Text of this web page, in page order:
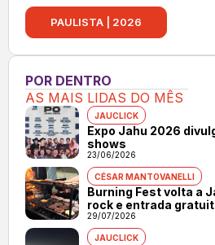
PAULISTA | 2026
POR DENTRO
AS MAIS LIDAS DO MÊS
JAUCLICK
Expo Jahu 2026
shows
23/06/2026
CÉSAR MANTOVANELLI
Burning Fest volta a
rock e entrada
29/07/2026
JAUCLICK